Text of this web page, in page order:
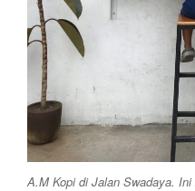
A.M Kopi di Jalan Swadaya.